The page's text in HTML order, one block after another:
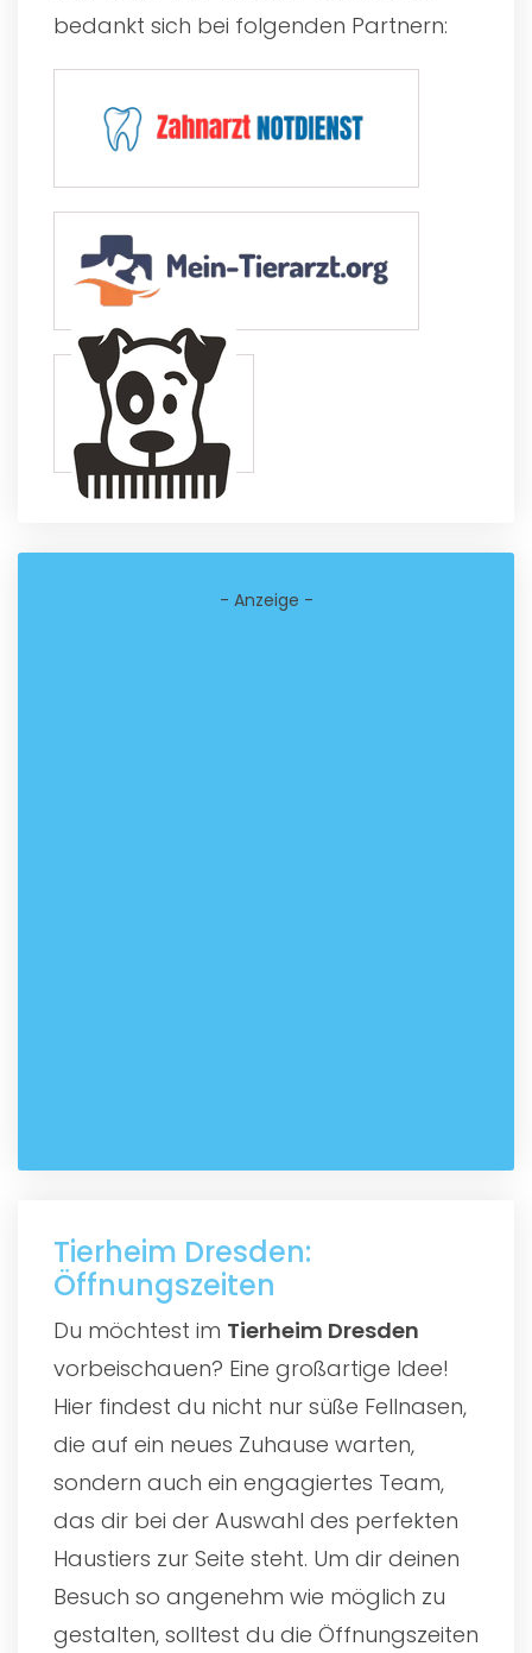
bedankt sich bei folgenden Partnern:
- Anzeige -
Tierheim Dresden:
Öffnungszeiten
Du möchtest im Tierheim Dresden
vorbeischauen? Eine großartige Idee!
Hier findest du nicht nur süße Fellnasen,
die auf ein neues Zuhause warten,
sondern auch ein engagiertes Team,
das dir bei der Auswahl des perfekten
Haustiers zur Seite steht. Um dir deinen
Besuch so angenehm wie möglich zu
gestalten, solltest du die Öffnungszeiten